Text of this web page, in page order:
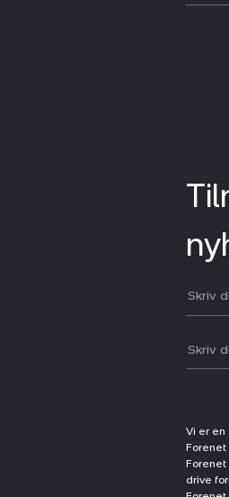
Din
Dit
Vi er en
Forenet
Forenet
drive